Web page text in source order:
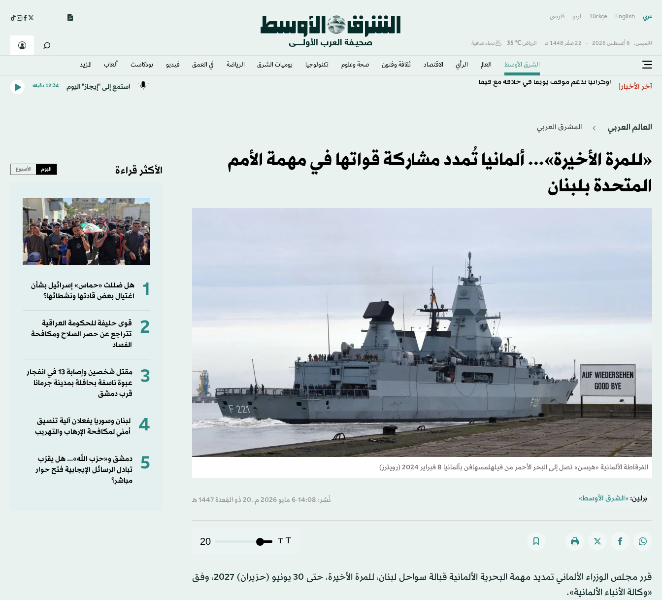
عربي English
Türkçe اردو فارسى
الخميس, 6 أغسطس 2026 - 22 صفَر 1448 هـ الرياض℃
35 سماء صافية
الشرق الأوسط​ العالم الرأي الاقتصاد ثقافة وفنون صحة وعلوم تكنولوجيا يوميات الشرق​ الرياضة في العمق فيديو بودكاست ألعاب المزيد
آخر الأخبار أوكرانيا تدعم موقف يويفا في خلافه مع فيفا استمع إلى "إيجاز" اليوم 12:34 دقيقه
العالم العربي المشرق العربي
«للمرة الأخيرة»... ألمانيا تُمدد مشاركة قواتها في مهمة الأمم
المتحدة بلبنان
الفرقاطة الألمانية «هيسن» تصل إلى البحر الأحمر من فيلهلمسهافن بألمانيا 8 فبراير 2024 (رويترز)
برلين: «الشرق الأوسط» نُشر: 14:08-6 مايو 2026 م ـ 20 ذو القِعدة 1447 هـ
T
T
20
قرر مجلس الوزراء الألماني تمديد مهمة البحرية الألمانية قبالة سواحل لبنان، للمرة الأخيرة، حتى 30 يونيو (حزيران) 2027، وفق
«وكالة الأنباء الألمانية».
الأكثر قراءة اليوم الأسبوع
1
هل ضللت «حماس» إسرائيل بشأن
اغتيال بعض قادتها ونشطائها؟
2
قوى حليفة للحكومة العراقية
تتراجع عن حصر السلاح ومكافحة
الفساد
3
مقتل شخصين وإصابة 13 في انفجار
عبوة ناسفة بحافلة بمدينة جرمانا
قرب دمشق
4
لبنان وسوريا يفعلان آلية تنسيق
أمني لمكافحة الإرهاب والتهريب
5
دمشق و«حزب الله»... هل يقرّب
تبادل الرسائل الإيجابية فتح حوار
مباشر؟